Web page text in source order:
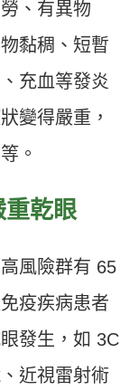
、有異物
黏稠、短暫
充血等發炎
變得嚴重，
。
重乾眼
風險群有 65
疫疾病患者
發生，如 3C
近視雷射術